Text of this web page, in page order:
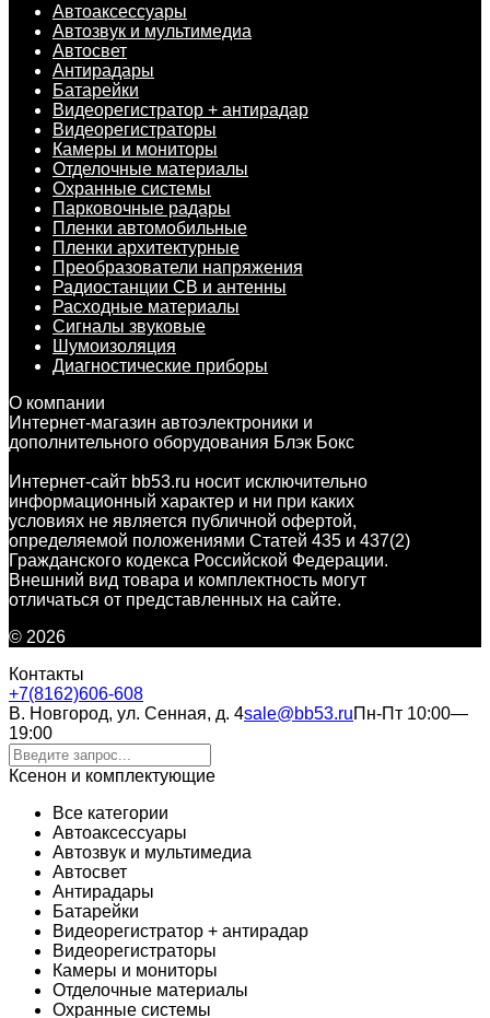
Автоаксессуары
Автозвук и мультимедиа
Автосвет
Антирадары
Батарейки
Видеорегистратор + антирадар
Видеорегистраторы
Камеры и мониторы
Отделочные материалы
Охранные системы
Парковочные радары
Пленки автомобильные
Пленки архитектурные
Преобразователи напряжения
Радиостанции CB и антенны
Расходные материалы
Сигналы звуковые
Шумоизоляция
Диагностические приборы
О компании
Интернет-магазин автоэлектроники и
дополнительного оборудования Блэк Бокс
Интернет-сайт bb53.ru носит исключительно
информационный характер и ни при каких
условиях не является публичной офертой,
определяемой положениями Статей 435 и 437(2)
Гражданского кодекса Российской Федерации.
Внешний вид товара и комплектность могут
отличаться от представленных на сайте.
© 2026
Контакты
+7(8162)606-608
В. Новгород, ул. Сенная, д. 4sale@bb53.ruПн-Пт 10:00—
19:00
Ксенон и комплектующие
Все категории
Автоаксессуары
Автозвук и мультимедиа
Автосвет
Антирадары
Батарейки
Видеорегистратор + антирадар
Видеорегистраторы
Камеры и мониторы
Отделочные материалы
Охранные системы